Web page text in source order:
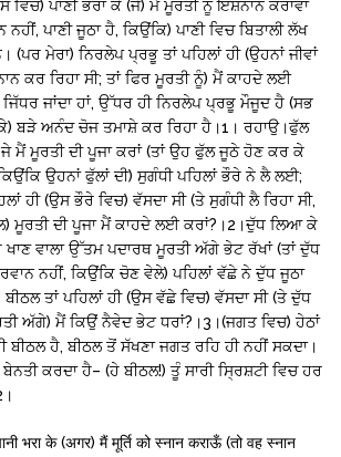
ਪਾਣੀ ਭਰਾ ਕੇ (ਜੇ) ਮੈਂ ਮੂਰਤੀ ਨੂੰ ਇਸ਼ਨਾਨ ਕਰਾਵਾਂ
ਪਾਣੀ ਜੂਠਾ ਹੈ, ਕਿਉਂਕਿ) ਪਾਣੀ ਵਿਚ ਬਿਤਾਲੀ ਲੱਖ
(ਪਰ ਮੇਰਾ) ਨਿਰਲੇਪ ਪ੍ਰਭੂ ਤਾਂ ਪਹਿਲਾਂ ਹੀ (ਉਹਨਾਂ ਜੀਵਾਂ
ਕਰ ਰਿਹਾ ਸੀ; ਤਾਂ ਫਿਰ ਮੂਰਤੀ ਨੂੰ) ਮੈਂ ਕਾਹਦੇ ਲਈ
ਜਾਂਦਾ ਹਾਂ, ਉੱਧਰ ਹੀ ਨਿਰਲੇਪ ਪ੍ਰਭੂ ਮੌਜੂਦ ਹੈ (ਸਭ
ਬੜੇ ਅਨੰਦ ਚੋਜ ਤਮਾਸ਼ੇ ਕਰ ਰਿਹਾ ਹੈ।1। ਰਹਾਉ।ਫੁੱਲ
ਮੈਂ ਮੂਰਤੀ ਦੀ ਪੂਜਾ ਕਰਾਂ (ਤਾਂ ਉਹ ਫੁੱਲ ਜੂਠੇ ਹੋਣ ਕਰ ਕੇ
ਉਹਨਾਂ ਫੁੱਲਾਂ ਦੀ) ਸੁਗੰਧੀ ਪਹਿਲਾਂ ਭੌਰੇ ਨੇ ਲੈ ਲਈ;
ਹੀ (ਉਸ ਭੌਰੇ ਵਿਚ) ਵੱਸਦਾ ਸੀ (ਤੇ ਸੁਗੰਧੀ ਲੈ ਰਿਹਾ ਸੀ,
ਮੂਰਤੀ ਦੀ ਪੂਜਾ ਮੈਂ ਕਾਹਦੇ ਲਈ ਕਰਾਂ?।2।ਦੁੱਧ ਲਿਆ ਕੇ
ਵਾਲਾ ਉੱਤਮ ਪਦਾਰਥ ਮੂਰਤੀ ਅੱਗੇ ਭੇਟ ਰੱਖਾਂ (ਤਾਂ ਦੁੱਧ
ਨਹੀਂ, ਕਿਉਂਕਿ ਚੋਣ ਵੇਲੇ) ਪਹਿਲਾਂ ਵੱਛੇ ਨੇ ਦੁੱਧ ਜੂਠਾ
ਬੀਠਲ ਤਾਂ ਪਹਿਲਾਂ ਹੀ (ਉਸ ਵੱਛੇ ਵਿਚ) ਵੱਸਦਾ ਸੀ (ਤੇ ਦੁੱਧ
ਅੱਗੇ) ਮੈਂ ਕਿਉਂ ਨੈਵੇਦ ਭੇਟ ਧਰਾਂ?।3।(ਜਗਤ ਵਿਚ) ਹੇਠਾਂ
ਬੀਠਲ ਹੈ, ਬੀਠਲ ਤੋਂ ਸੱਖਣਾ ਜਗਤ ਰਹਿ ਹੀ ਨਹੀਂ ਸਕਦਾ।
ਕਰਦਾ ਹੈ– (ਹੇ ਬੀਠਲ!) ਤੂੰ ਸਾਰੀ ਸ੍ਰਿਸ਼ਟੀ ਵਿਚ ਹਰ
भरा के (अगर) मैं मूर्ति को स्नान कराऊँ (तो वह स्नान